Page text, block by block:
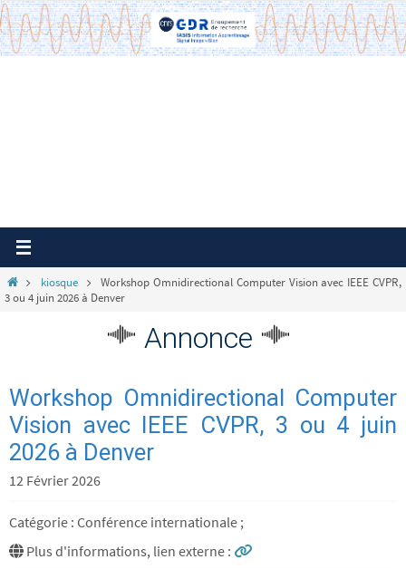
Passer
vers
le
Homekiosque
Workshop Omnidirectional Computer Vision avec IEEE CVPR,
3 ou 4 juin 2026 à Denver
Annonce
Workshop Omnidirectional Computer
Vision avec IEEE CVPR, 3 ou 4 juin
2026 à Denver
12 Février 2026
Catégorie : Conférence internationale ;
Plus d'informations, lien externe :